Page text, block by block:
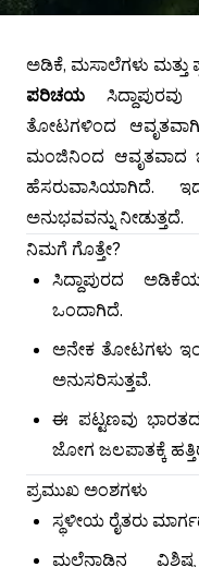
ಅಡಿಕೆ, ಮಸಾಲೆಗಳು
ಪರಿಚಯ
ತೋಟಗಳಿಂದ
ಮಂಜಿನಿಂದ ಆವೃತವಾದ
ಹೆಸರುವಾಸಿಯಾಗಿದೆ.
ಅನುಭವವನ್ನು ನೀಡುತ್ತದೆ.
ನಿಮಗೆ ಗೊತ್ತೇ?
ಸಿದ್ದಾಪುರದ
ಒಂದಾಗಿದೆ.
ಅನೇಕ ತೋಟಗಳು
ಅನುಸರಿಸುತ್ತವೆ.
ಈ ಪಟ್ಟಣವು
ಜೋಗ ಜಲಪಾತಕ್ಕೆ
ಪ್ರಮುಖ ಅಂಶಗಳು
ಸ್ಥಳೀಯ ರೈತರು
ಮಲೆನಾಡಿನ ವಿಶಿಷ್ಟ